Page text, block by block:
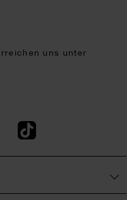
uns unter
TikTok